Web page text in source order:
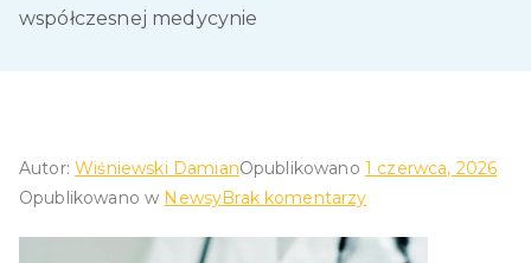
współczesnej medycynie
Autor:Wiśniewski DamianOpublikowano 1 czerwca, 2026
Opublikowano w NewsyBrak komentarzydo
lekarskie